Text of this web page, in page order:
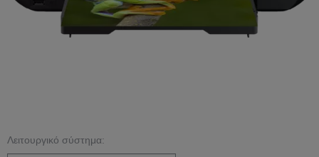
Λειτουργικό σύστημα: